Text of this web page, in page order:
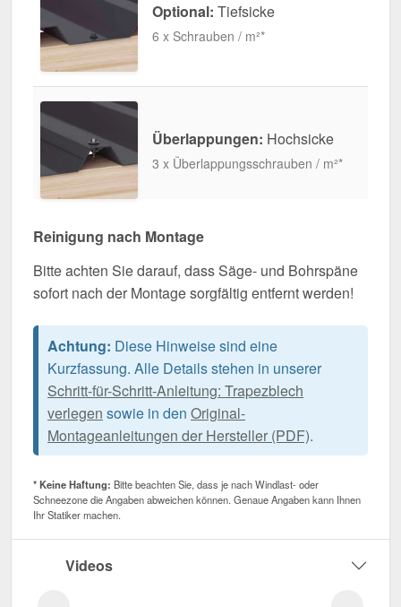
Optional: Tiefsicke
6 x Schrauben / m²*
Überlappungen: Hochsicke
3 x Überlappungsschrauben / m²*
Reinigung nach Montage
Bitte achten Sie darauf, dass Säge- und Bohrspäne
sofort nach der Montage sorgfältig entfernt werden!
Achtung: Diese Hinweise sind eine
Kurzfassung. Alle Details stehen in unserer
Schritt-für-Schritt-Anleitung: Trapezblech
verlegen sowie in den Original-
Montageanleitungen der Hersteller (PDF).
* Keine Haftung: Bitte beachten Sie, dass je nach Windlast- oder
Schneezone die Angaben abweichen können. Genaue Angaben kann Ihnen
Ihr Statiker machen.
Videos